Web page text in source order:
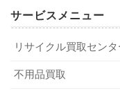
まずは動作状況を
洗濯機を買取へ出す
う。洗濯機が正常に
不用品買取・回
ス
A．実際に、ネット
してみると、さまざ
す。ただし、個人で
かるでしょう。でき
サービスメニュー
リサイクル買取セン
不用品買取